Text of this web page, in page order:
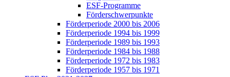
ESF-Pro­gram­me
För­der­schwer­punk­te
För­der­pe­ri­ode 2000 bis 2006
För­der­pe­ri­ode 1994 bis 1999
För­der­pe­ri­ode 1989 bis 1993
För­der­pe­ri­ode 1984 bis 1988
För­der­pe­ri­ode 1972 bis 1983
För­der­pe­ri­ode 1957 bis 1971